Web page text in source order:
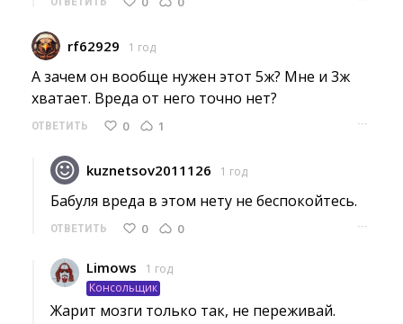
rf62929 1 год
А зачем он вообще нужен этот 5ж? Мне и 3ж
хватает. Вреда от него точно нет?
ОТВЕТИТЬ 0 1 ···
kuznetsov2011126 1 год
Бабуля вреда в этом нету не беспокойтесь.
ОТВЕТИТЬ 0 0 ···
Limows
1 год
Консольщик
Жарит мозги только так, не переживай.